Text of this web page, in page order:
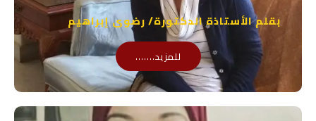
بقلم الأستاذة الدكتورة/ رضوى إبراهيم
للمزيد.......